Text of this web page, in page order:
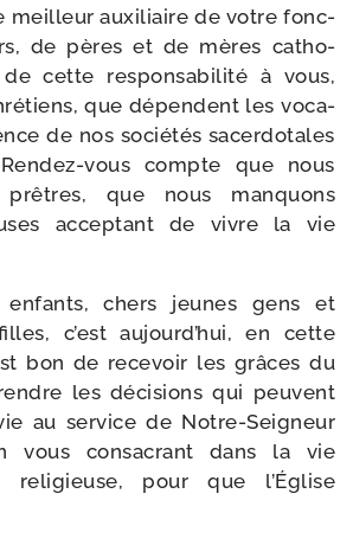
meilleur auxi­liaire de votre fonc­
de pères et de mères catho­
de cette res­pon­sa­bi­li­té à vous,
que dépendent les voca­
de nos socié­tés sacer­do­tales
​vous compte que nous
que nous man­quons
accep­tant de vivre la vie
chers jeunes gens et
c’est aujourd’­hui, en cette
bon de rece­voir les grâces du
les déci­sions qui peuvent
au ser­vice de Notre-​Seigneur
vous consa­crant dans la vie
reli­gieuse, pour que l’Église